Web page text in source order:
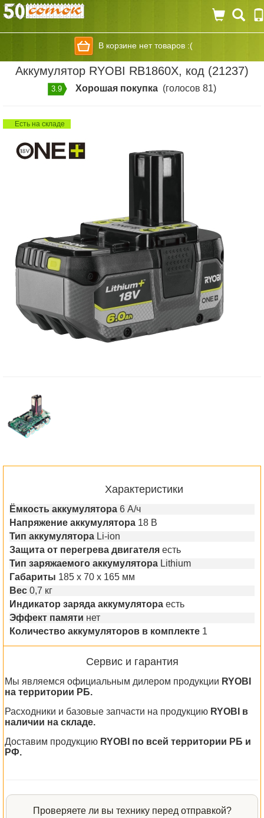
В корзине нет товаров :(
Аккумулятор RYOBI RB1860X, код (21237)
3.9 Хорошая покупка (голосов 81)
Есть на складе
Характеристики
Ёмкость аккумулятора 6 А/ч
Напряжение аккумулятора 18 В
Тип аккумулятора Li-ion
Защита от перегрева двигателя есть
Тип заряжаемого аккумулятора Lithium
Габариты 185 x 70 x 165 мм
Вес 0,7 кг
Индикатор заряда аккумулятора есть
Эффект памяти нет
Количество аккумуляторов в комплекте 1
Сервис и гарантия
Мы являемся официальным дилером продукции RYOBI
на территории РБ.
Расходники и базовые запчасти на продукцию RYOBI в
наличии на складе.
Доставим продукцию RYOBI по всей территории РБ и
РФ.
Проверяете ли вы технику перед отправкой?